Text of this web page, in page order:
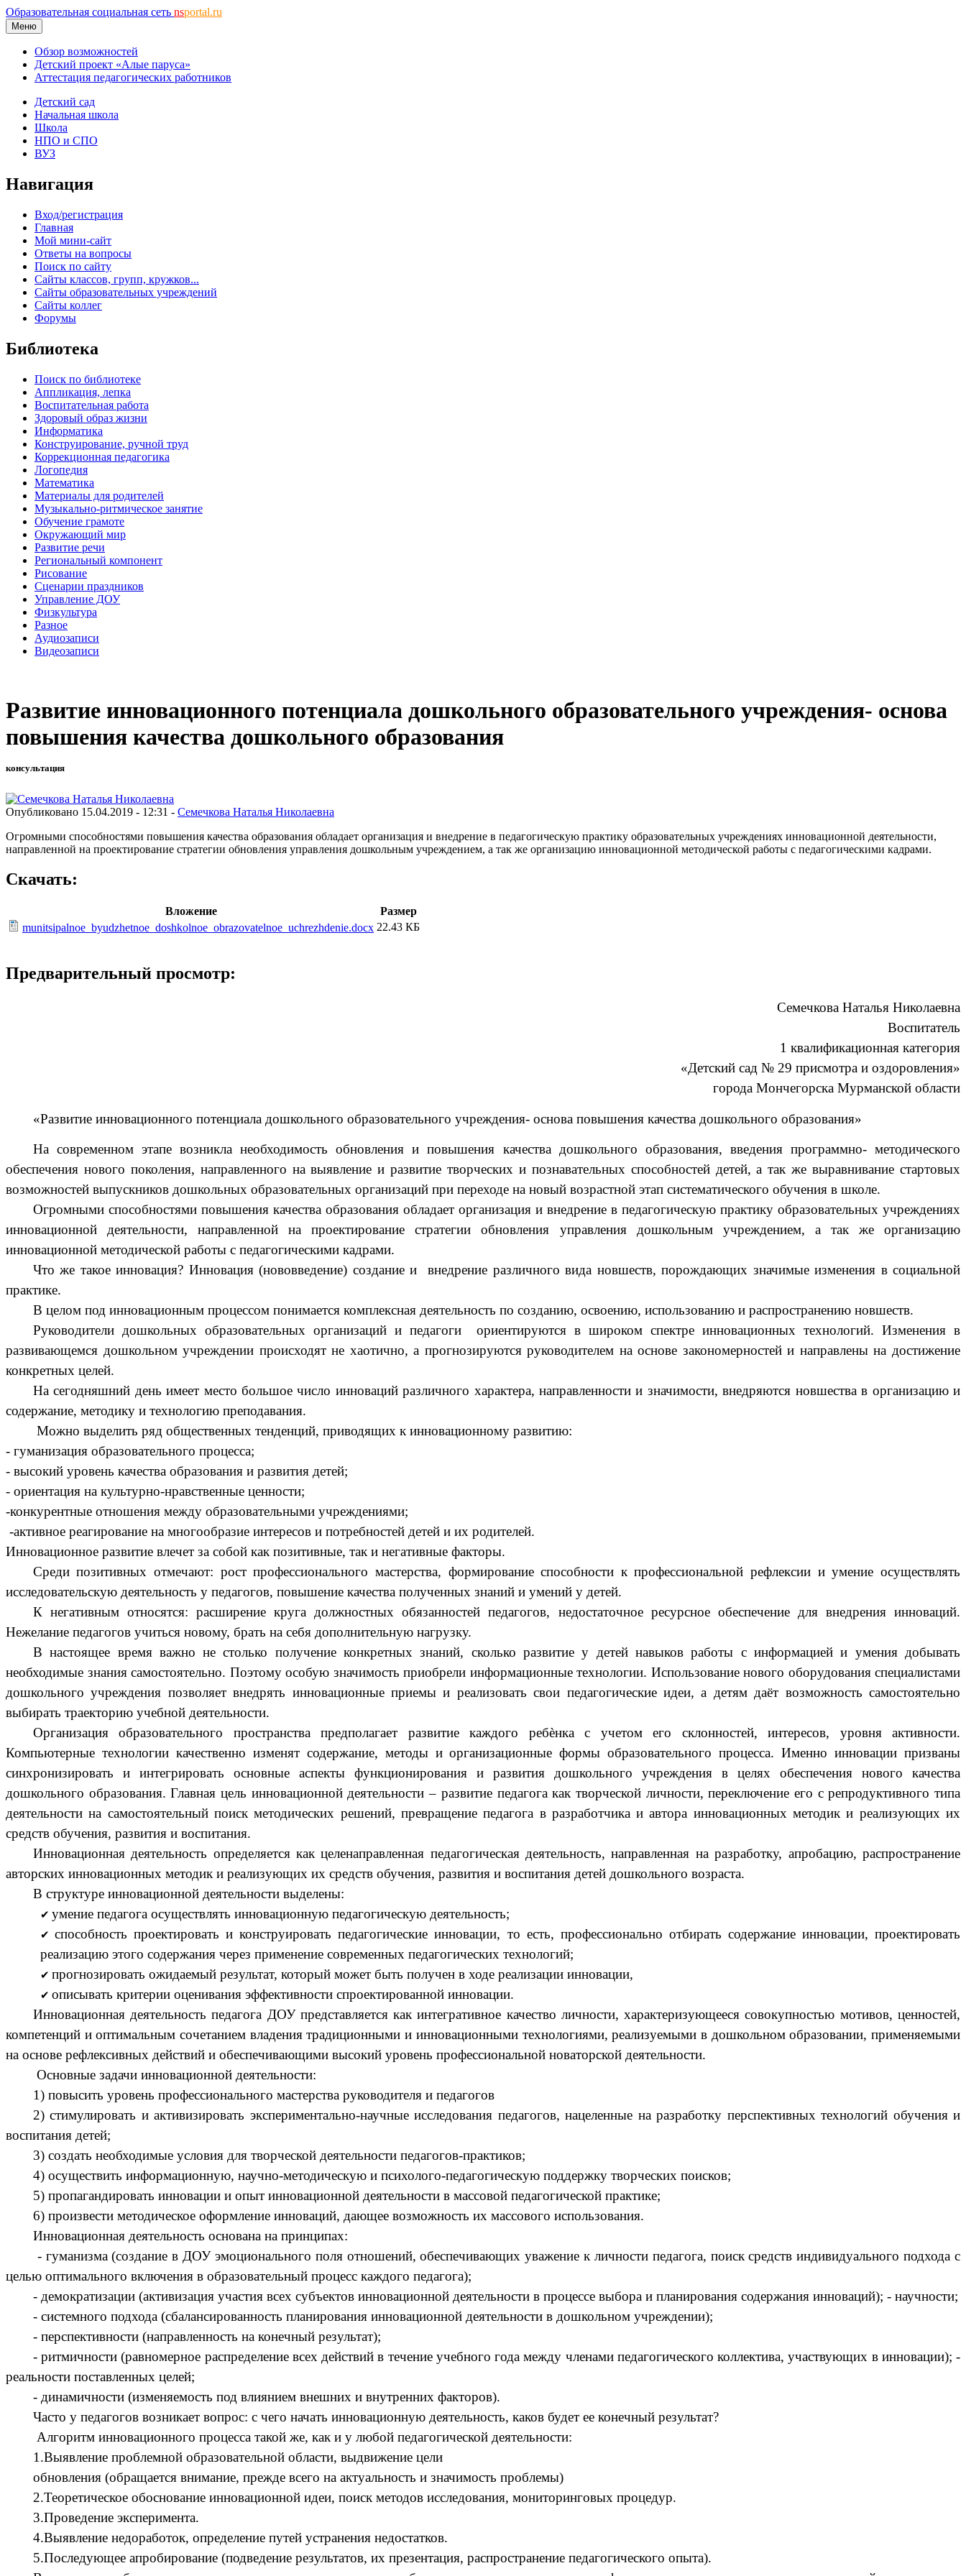
Образовательная социальная сеть nsportal.ru
Меню
Обзор возможностей
Детский проект «Алые паруса»
Аттестация педагогических работников
Детский сад
Начальная школа
Школа
НПО и СПО
ВУЗ
Навигация
Вход/регистрация
Главная
Мой мини-сайт
Ответы на вопросы
Поиск по сайту
Сайты классов, групп, кружков...
Сайты образовательных учреждений
Сайты коллег
Форумы
Библиотека
Поиск по библиотеке
Аппликация, лепка
Воспитательная работа
Здоровый образ жизни
Информатика
Конструирование, ручной труд
Коррекционная педагогика
Логопедия
Математика
Материалы для родителей
Музыкально-ритмическое занятие
Обучение грамоте
Окружающий мир
Развитие речи
Региональный компонент
Рисование
Сценарии праздников
Управление ДОУ
Физкультура
Разное
Аудиозаписи
Видеозаписи
Развитие инновационного потенциала дошкольного образовательного учреждения- основа
повышения качества дошкольного образования
консультация
Опубликовано 15.04.2019 - 12:31 - Семечкова Наталья Николаевна
Огромными способностями повышения качества образования обладает организация и внедрение в педагогическую практику образовательных учреждениях инновационной деятельности,
направленной на проектирование стратегии обновления управления дошкольным учреждением, а так же организацию инновационной методической работы с педагогическими кадрами.
Скачать:
Вложение
Размер
munitsipalnoe_byudzhetnoe_doshkolnoe_obrazovatelnoe_uchrezhdenie.docx 22.43 КБ
Предварительный просмотр:
Семечкова Наталья Николаевна
Воспитатель
1 квалификационная категория
«Детский сад № 29 присмотра и оздоровления»
города Мончегорска Мурманской области
«Развитие инновационного потенциала дошкольного образовательного учреждения- основа повышения качества дошкольного образования»
На современном этапе возникла необходимость обновления и повышения качества дошкольного образования, введения программно- методического
обеспечения нового поколения, направленного на выявление и развитие творческих и познавательных способностей детей, а так же выравнивание стартовых
возможностей выпускников дошкольных образовательных организаций при переходе на новый возрастной этап систематического обучения в школе.
Огромными способностями повышения качества образования обладает организация и внедрение в педагогическую практику образовательных учреждениях
инновационной деятельности, направленной на проектирование стратегии обновления управления дошкольным учреждением, а так же организацию
инновационной методической работы с педагогическими кадрами.
Что же такое инновация? Инновация (нововведение) создание и внедрение различного вида новшеств, порождающих значимые изменения в социальной
практике.
В целом под инновационным процессом понимается комплексная деятельность по созданию, освоению, использованию и распространению новшеств.
Руководители дошкольных образовательных организаций и педагоги ориентируются в широком спектре инновационных технологий. Изменения в
развивающемся дошкольном учреждении происходят не хаотично, а прогнозируются руководителем на основе закономерностей и направлены на достижение
конкретных целей.
На сегодняшний день имеет место большое число инноваций различного характера, направленности и значимости, внедряются новшества в организацию и
содержание, методику и технологию преподавания.
Можно выделить ряд общественных тенденций, приводящих к инновационному развитию:
- гуманизация образовательного процесса;
- высокий уровень качества образования и развития детей;
- ориентация на культурно-нравственные ценности;
-конкурентные отношения между образовательными учреждениями;
-активное реагирование на многообразие интересов и потребностей детей и их родителей.
Инновационное развитие влечет за собой как позитивные, так и негативные факторы.
Среди позитивных отмечают: рост профессионального мастерства, формирование способности к профессиональной рефлексии и умение осуществлять
исследовательскую деятельность у педагогов, повышение качества полученных знаний и умений у детей.
К негативным относятся: расширение круга должностных обязанностей педагогов, недостаточное ресурсное обеспечение для внедрения инноваций.
Нежелание педагогов учиться новому, брать на себя дополнительную нагрузку.
В настоящее время важно не столько получение конкретных знаний, сколько развитие у детей навыков работы с информацией и умения добывать
необходимые знания самостоятельно. Поэтому особую значимость приобрели информационные технологии. Использование нового оборудования специалистами
дошкольного учреждения позволяет внедрять инновационные приемы и реализовать свои педагогические идеи, а детям даёт возможность самостоятельно
выбирать траекторию учебной деятельности.
Организация образовательного пространства предполагает развитие каждого ребѐнка с учетом его склонностей, интересов, уровня активности.
Компьютерные технологии качественно изменят содержание, методы и организационные формы образовательного процесса. Именно инновации призваны
синхронизировать и интегрировать основные аспекты функционирования и развития дошкольного учреждения в целях обеспечения нового качества
дошкольного образования. Главная цель инновационной деятельности – развитие педагога как творческой личности, переключение его с репродуктивного типа
деятельности на самостоятельный поиск методических решений, превращение педагога в разработчика и автора инновационных методик и реализующих их
средств обучения, развития и воспитания.
Инновационная деятельность определяется как целенаправленная педагогическая деятельность, направленная на разработку, апробацию, распространение
авторских инновационных методик и реализующих их средств обучения, развития и воспитания детей дошкольного возраста.
В структуре инновационной деятельности выделены:
умение педагога осуществлять инновационную педагогическую деятельность;
способность проектировать и конструировать педагогические инновации, то есть, профессионально отбирать содержание инновации, проектировать
реализацию этого содержания через применение современных педагогических технологий;
прогнозировать ожидаемый результат, который может быть получен в ходе реализации инновации,
описывать критерии оценивания эффективности спроектированной инновации.
Инновационная деятельность педагога ДОУ представляется как интегративное качество личности, характеризующееся совокупностью мотивов, ценностей,
компетенций и оптимальным сочетанием владения традиционными и инновационными технологиями, реализуемыми в дошкольном образовании, применяемыми
на основе рефлексивных действий и обеспечивающими высокий уровень профессиональной новаторской деятельности.
Основные задачи инновационной деятельности:
1) повысить уровень профессионального мастерства руководителя и педагогов
2) стимулировать и активизировать экспериментально-научные исследования педагогов, нацеленные на разработку перспективных технологий обучения и
воспитания детей;
3) создать необходимые условия для творческой деятельности педагогов-практиков;
4) осуществить информационную, научно-методическую и психолого-педагогическую поддержку творческих поисков;
5) пропагандировать инновации и опыт инновационной деятельности в массовой педагогической практике;
6) произвести методическое оформление инноваций, дающее возможность их массового использования.
Инновационная деятельность основана на принципах:
- гуманизма (создание в ДОУ эмоционального поля отношений, обеспечивающих уважение к личности педагога, поиск средств индивидуального подхода с
целью оптимального включения в образовательный процесс каждого педагога);
- демократизации (активизация участия всех субъектов инновационной деятельности в процессе выбора и планирования содержания инноваций); - научности;
- системного подхода (сбалансированность планирования инновационной деятельности в дошкольном учреждении);
- перспективности (направленность на конечный результат);
- ритмичности (равномерное распределение всех действий в течение учебного года между членами педагогического коллектива, участвующих в инновации); -
реальности поставленных целей;
- динамичности (изменяемость под влиянием внешних и внутренних факторов).
Часто у педагогов возникает вопрос: с чего начать инновационную деятельность, каков будет ее конечный результат?
Алгоритм инновационного процесса такой же, как и у любой педагогической деятельности:
1.Выявление проблемной образовательной области, выдвижение цели
обновления (обращается внимание, прежде всего на актуальность и значимость проблемы)
2.Теоретическое обоснование инновационной идеи, поиск методов исследования, мониторинговых процедур.
3.Проведение эксперимента.
4.Выявление недоработок, определение путей устранения недостатков.
5.Последующее апробирование (подведение результатов, их презентация, распространение педагогического опыта).